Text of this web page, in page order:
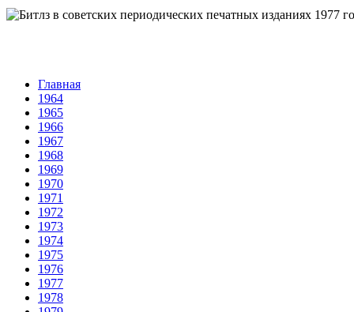
Главная
1964
1965
1966
1967
1968
1969
1970
1971
1972
1973
1974
1975
1976
1977
1978